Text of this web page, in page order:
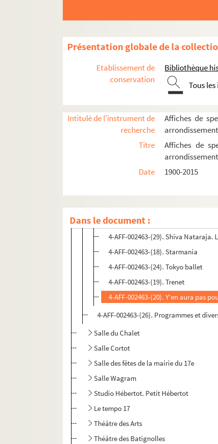
Présentation globale de la
Etablissement de
conservation
Bibliothèque
Tous
Intitulé de l'instrument de
recherche
Affiches de
Titre
Affiches de
Date
1900-2015
Dans le document :
4-AFF-002463-(09). Dancin'
4-AFF-002463-(22). Une femme
4-AFF-002463-(11). Gala de
4-AFF-002463-(21). I do ! I do !
4-AFF-002463-(28). Mireille
4-AFF-002463-(14). Oba oba
4-AFF-002463-(15). L'opéra de Pekin
4-AFF-002463-(17). Serge Regiani
4-AFF-002463-(30). Shen Yun
4-AFF-002463-(29). Shiva Nataraja.
4-AFF-002463-(18). Starmania
4-AFF-002463-(24). Tokyo ballet
4-AFF-002463-(19). Trenet
4-AFF-002463-(20). Y'en aura pas
4-AFF-002463-(26). Programmes et
Salle du Chalet
Salle Cortot
Salle des fêtes de la mairie du 17e
Salle Wagram
Studio Hébertot. Petit Hébertot
Le tempo 17
Théâtre des Arts
Théâtre des Batignolles